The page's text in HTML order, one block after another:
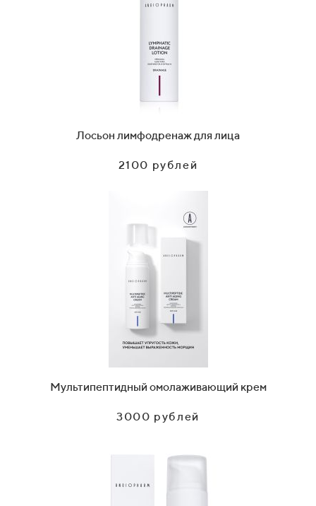
Лосьон лимфодренаж для лица
2100 рублей
Мультипептидный омолаживающий крем
3000 рублей